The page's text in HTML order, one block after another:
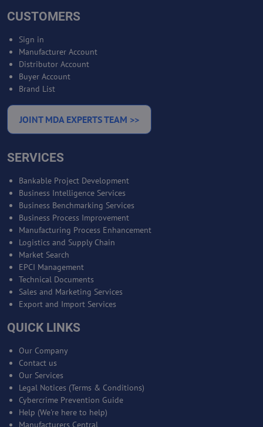
CUSTOMERS
Sign in
Manufacturer Account
Distributor Account
Buyer Account
Brand List
JOINT MDA EXPERTS TEAM >>
SERVICES
Bankable Project Development
Business Intelligence Services
Business Benchmarking Services
Business Process Improvement
Manufacturing Process Enhancement
Logistics and Supply Chain
Market Search
EPCI Management
Technical Documents
Sales and Marketing Services
Export and Import Services
QUICK LINKS
Our Company
Contact us
Our Services
Legal Notices (Terms & Conditions)
Cybercrime Prevention Guide
Help (We're here to help)
Manufacturers Central